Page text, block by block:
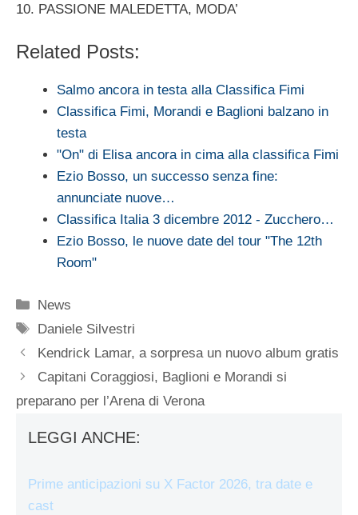
10. PASSIONE MALEDETTA, MODA’
Related Posts:
Salmo ancora in testa alla Classifica Fimi
Classifica Fimi, Morandi e Baglioni balzano in
testa
"On" di Elisa ancora in cima alla classifica Fimi
Ezio Bosso, un successo senza fine:
annunciate nuove…
Classifica Italia 3 dicembre 2012 - Zucchero…
Ezio Bosso, le nuove date del tour "The 12th
Room"
Categorie
News
Tag
Daniele Silvestri
Kendrick Lamar, a sorpresa un nuovo album gratis
Capitani Coraggiosi, Baglioni e Morandi si
preparano per l’Arena di Verona
LEGGI ANCHE:
Prime anticipazioni su X Factor 2026, tra date e
cast